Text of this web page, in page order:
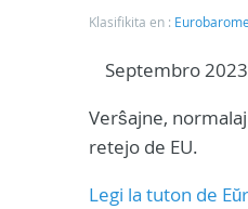
Klasifikita en :
Septembro
Verŝajne,
retejo de EU.
Legi la tuton de